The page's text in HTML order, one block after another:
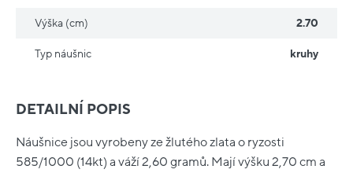
DETAILNÍ POPIS
Náušnice jsou vyrobeny ze žlutého zlata o ryzosti
585/1000 (14kt) a váží 2,60 gramů. Mají výšku 2,70 cm a
Výška (cm) 2.70
Typ náušnic kruhy